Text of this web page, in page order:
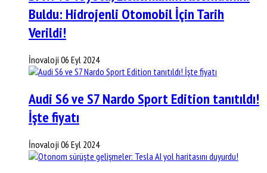
Buldu: Hidrojenli Otomobil İçin Tarih
Verildi!
İnovaloji 06 Eyl 2024
Audi S6 ve S7 Nardo Sport Edition tanıtıldı!
İşte fiyatı
İnovaloji 06 Eyl 2024